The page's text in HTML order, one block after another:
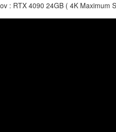
: RTX 4090 24GB ( 4K Maximum